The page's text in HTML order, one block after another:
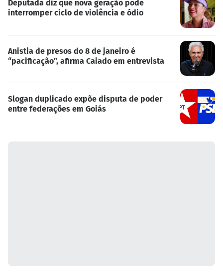
Deputada diz que nova geração pode
interromper ciclo de violência e ódio
Anistia de presos do 8 de janeiro é
“pacificação”, afirma Caiado em entrevista
Slogan duplicado expõe disputa de poder
entre federações em Goiás